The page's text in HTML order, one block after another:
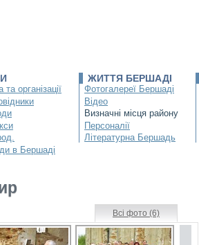
організації
в Бершаді
ЖИТТЯ БЕРШАДІ
Фотогалереї Бершаді
Відео
Визначні місця району
Персоналії
Літературна Бершадь
Всі фото (6)